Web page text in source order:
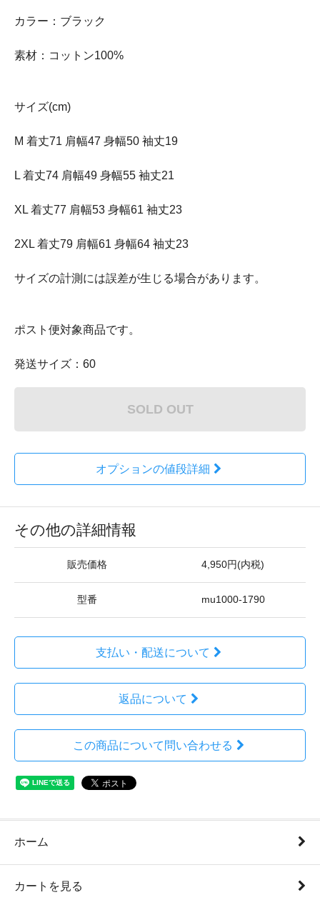
カラー：ブラック
素材：コットン100%
サイズ(cm)
M 着丈71 肩幅47 身幅50 袖丈19
L 着丈74 肩幅49 身幅55 袖丈21
XL 着丈77 肩幅53 身幅61 袖丈23
2XL 着丈79 肩幅61 身幅64 袖丈23
サイズの計測には誤差が生じる場合があります。
ポスト便対象商品です。
発送サイズ：60
SOLD OUT
オプションの値段詳細
その他の詳細情報
販売価格 4,950円(内税)
型番 mu1000-1790
支払い・配送について
返品について
この商品について問い合わせる
ホーム
カートを見る